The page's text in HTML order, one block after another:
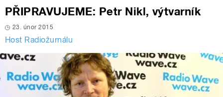
PŘIPRAVUJEME: Petr Nikl, výtvarník
23. únor 2015
Host Radiožurnálu